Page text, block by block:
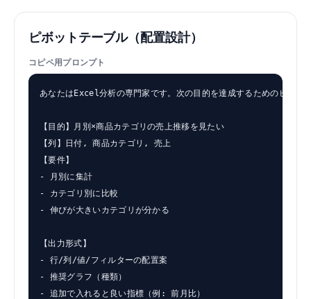
ピボットテーブル（配置設計）
コピペ用プロンプト
あなたはExcel分析の専門家です。次の目的を達成するためのピボッ
【目的】月別×商品カテゴリの売上推移を見たい
【列】日付, 商品カテゴリ, 売上
【要件】
- 月別に集計
- カテゴリ別に比較
- 伸びが大きいカテゴリが分かる
【出力形式】
- 行/列/値/フィルターの配置案
- 推奨グラフ（種類）
- 追加で入れると良い指標（例: 前月比）